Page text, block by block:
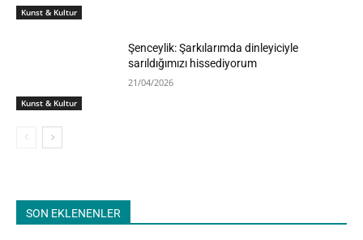
Kunst & Kultur
Kunst & Kultur
Şenceylik: Şarkılarımda dinleyiciyle
sarıldığımızı hissediyorum
21/04/2026
SON EKLENENLER